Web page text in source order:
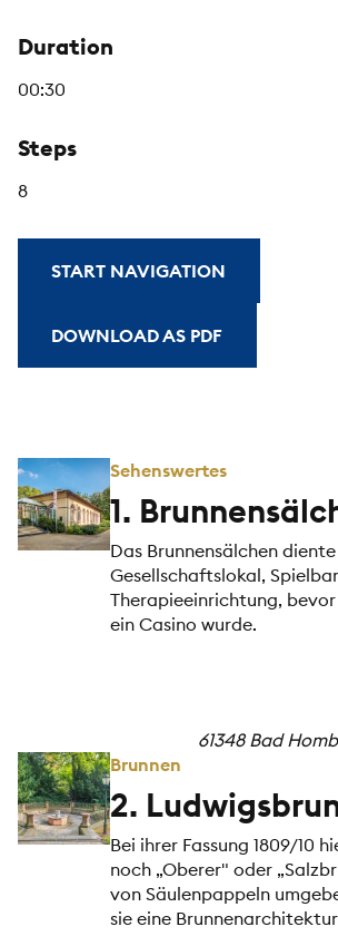
Duration
00:30
Steps
8
START NAVIGATION
DOWNLOAD AS PDF
Sehenswertes
1.
Das Brunnensälchen
Gesellschaftslokal,
Therapieeinrichtung, bevor
ein Casino wurde.
61348 Bad
Brunnen
2.
Bei ihrer Fassung 1809/10
noch „Oberer" oder
von Säulenpappeln
sie eine Brunnenarchitektur